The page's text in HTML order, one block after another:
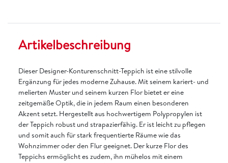
Artikelbeschreibung
Dieser Designer-Konturenschnitt-Teppich ist eine stilvolle
Ergänzung für jedes moderne Zuhause. Mit seinem kariert- und
melierten Muster und seinem kurzen Flor bietet er eine
zeitgemäße Optik, die in jedem Raum einen besonderen
Akzent setzt. Hergestellt aus hochwertigem Polypropylen ist
der Teppich robust und strapazierfähig. Er ist leicht zu pflegen
und somit auch für stark frequentierte Räume wie das
Wohnzimmer oder den Flur geeignet. Der kurze Flor des
Teppichs ermöglicht es zudem, ihn mühelos mit einem